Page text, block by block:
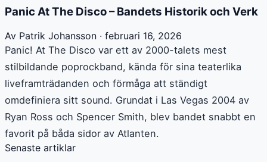
Panic At The Disco – Bandets Historik och Verk
Av Patrik Johansson · februari 16, 2026
Panic! At The Disco var ett av 2000-talets mest
stilbildande poprockband, kända för sina teaterlika
liveframträdanden och förmåga att ständigt
omdefiniera sitt sound. Grundat i Las Vegas 2004 av
Ryan Ross och Spencer Smith, blev bandet snabbt en
favorit på båda sidor av Atlanten.
Senaste artiklar